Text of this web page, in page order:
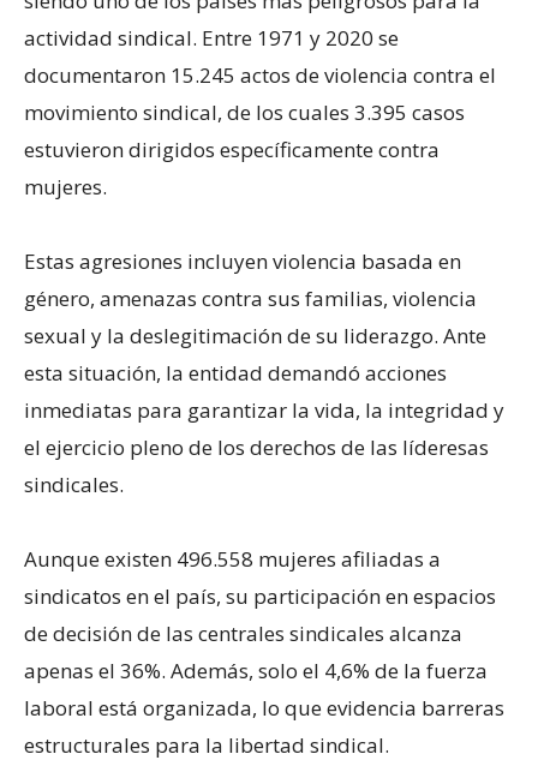
actividad sindical. Entre 1971 y 2020 se
documentaron 15.245 actos de violencia contra el
movimiento sindical, de los cuales 3.395 casos
estuvieron dirigidos específicamente contra
mujeres.
Estas agresiones incluyen violencia basada en
género, amenazas contra sus familias, violencia
sexual y la deslegitimación de su liderazgo. Ante
esta situación, la entidad demandó acciones
inmediatas para garantizar la vida, la integridad y
el ejercicio pleno de los derechos de las líderesas
sindicales.
Aunque existen 496.558 mujeres afiliadas a
sindicatos en el país, su participación en espacios
de decisión de las centrales sindicales alcanza
apenas el 36%. Además, solo el 4,6% de la fuerza
laboral está organizada, lo que evidencia barreras
estructurales para la libertad sindical.